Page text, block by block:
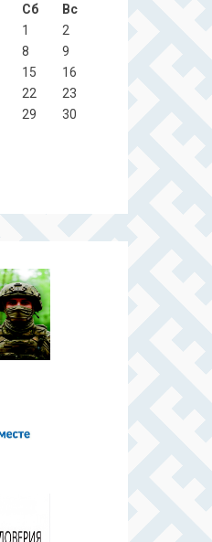
Сб
Вс
1
2
8
9
15
16
22
23
29
30